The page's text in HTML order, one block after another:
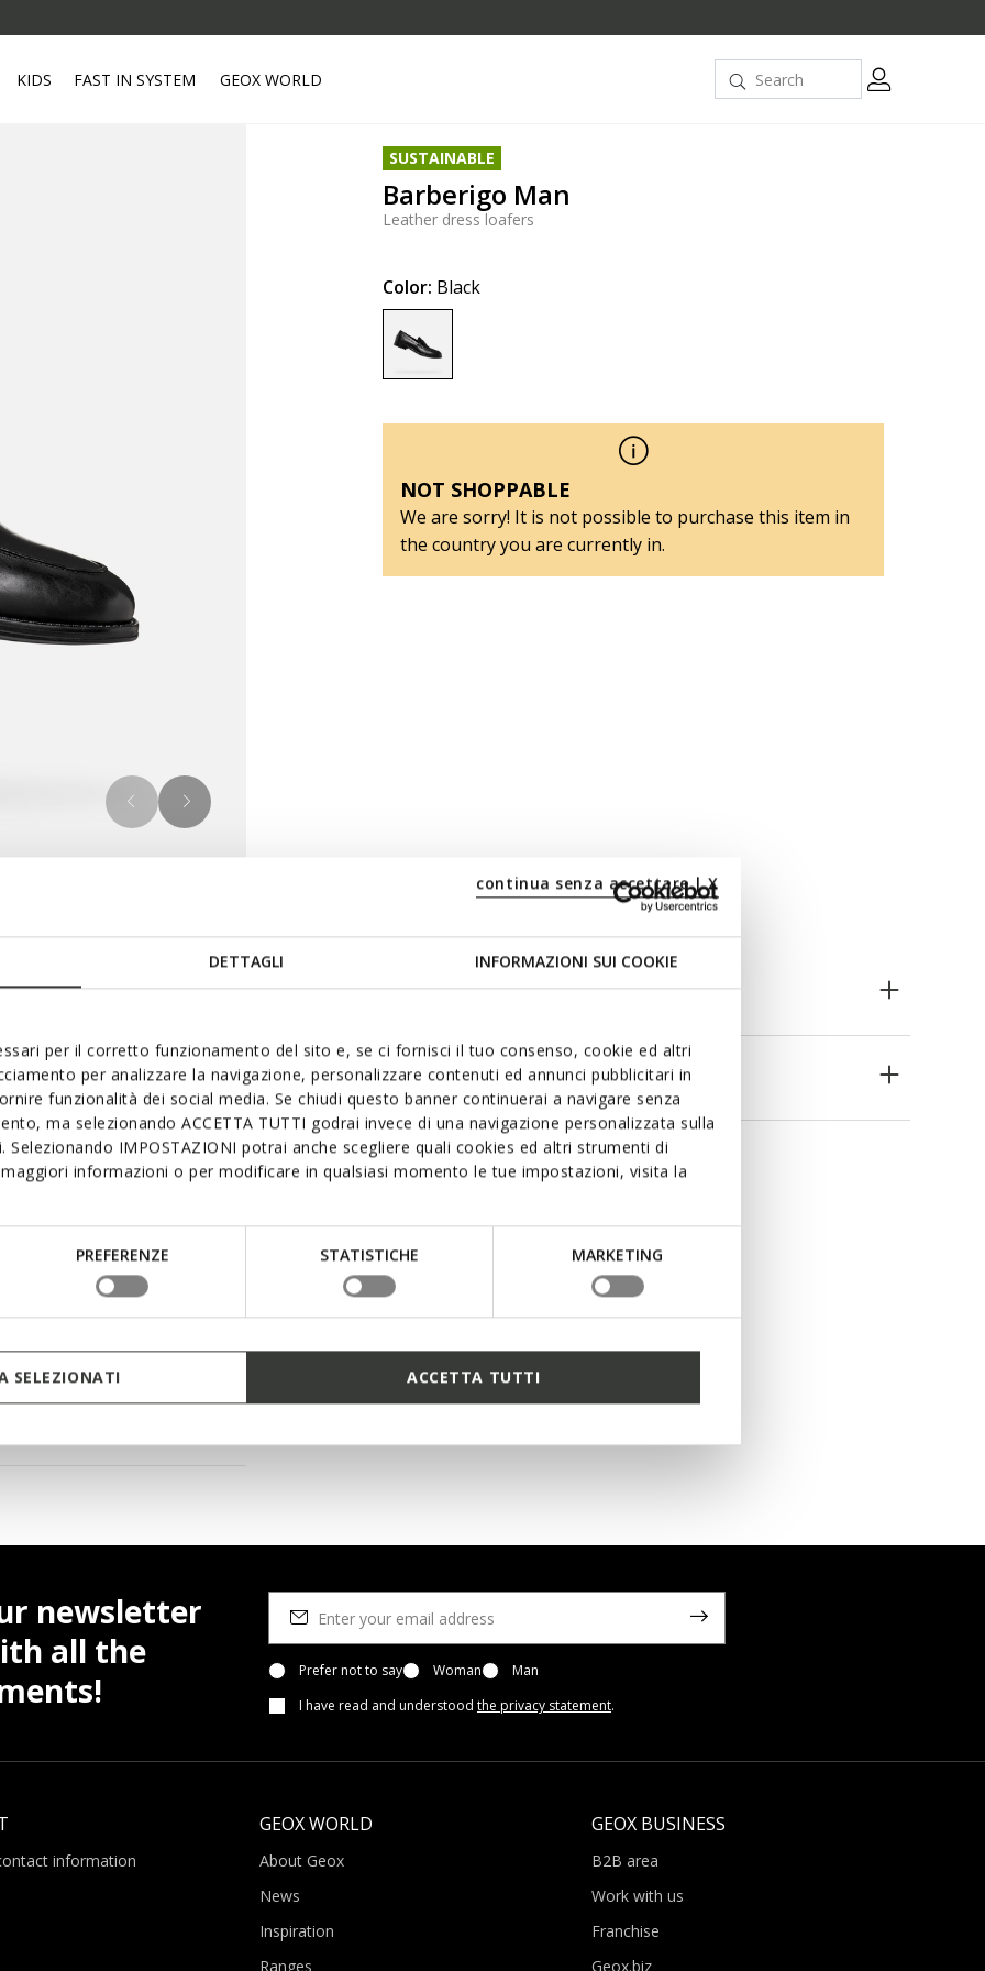
DETTAGLI INFORMAZIONI SUI COOKIE
per il corretto funzionamento del sito e, se ci fornisci il tuo consenso, cookie ed altri
per analizzare la navigazione, personalizzare contenuti ed annunci pubblicitari in
funzionalità dei social media. Se chiudi questo banner continuerai a navigare senza
ma selezionando ACCETTA TUTTI godrai invece di una navigazione personalizzata sulla
Selezionando IMPOSTAZIONI potrai anche scegliere quali cookies ed altri strumenti di
informazioni o per modificare in qualsiasi momento le tue impostazioni, visita la
PREFERENZE STATISTICHE MARKETING
continua senza accettare | X
SELEZIONATI ACCETTA TUTTI
KIDS FAST IN SYSTEM GEOX WORLD
SUSTAINABLE
Barberigo Man
Leather dress loafers
Color: Black
NOT SHOPPABLE
We are sorry! It is not possible to purchase this item in
the country you are currently in.
upper in refined
interpretation of the
Materials
Technologies
newsletter
all the
Prefer not to say Woman
Man
I have read and understood the privacy statement.
information
GEOX WORLD
About Geox
News
Inspiration
Ranges
GEOX BUSINESS
B2B area
Work with us
Franchise
Geox.biz